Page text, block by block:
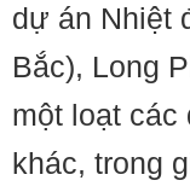
dự án Nhiệt
Bắc), Long
một loạt các
khác, trong